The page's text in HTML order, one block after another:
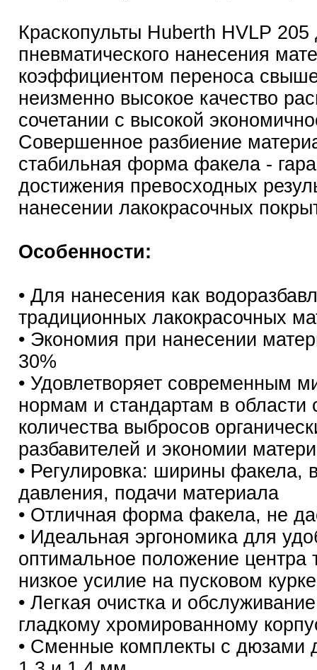
Краскопульты Huberth HVLP 205
пневматического нанесения
коэффициентом переноса
неизменно высокое качество
сочетании с высокой
Совершенное разбиение
стабильная форма факела -
достижения превосходных
нанесении лакокрасочных
Особенности:
• Для нанесения как
традиционных лакокрасочных
• Экономия при нанесении
30%
• Удовлетворяет современным
нормам и стандартам в области
количества выбросов
разбавителей и экономии
• Регулировка: ширины факела,
давления, подачи материала
• Отличная форма факела, не
• Идеальная эргономика для
оптимальное положение центра
низкое усилие на пусковом курке
• Легкая очистка и
гладкому хромированному
• Сменные комплекты с дюзами